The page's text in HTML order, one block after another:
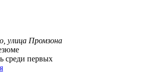
улица Промзона
среди первых